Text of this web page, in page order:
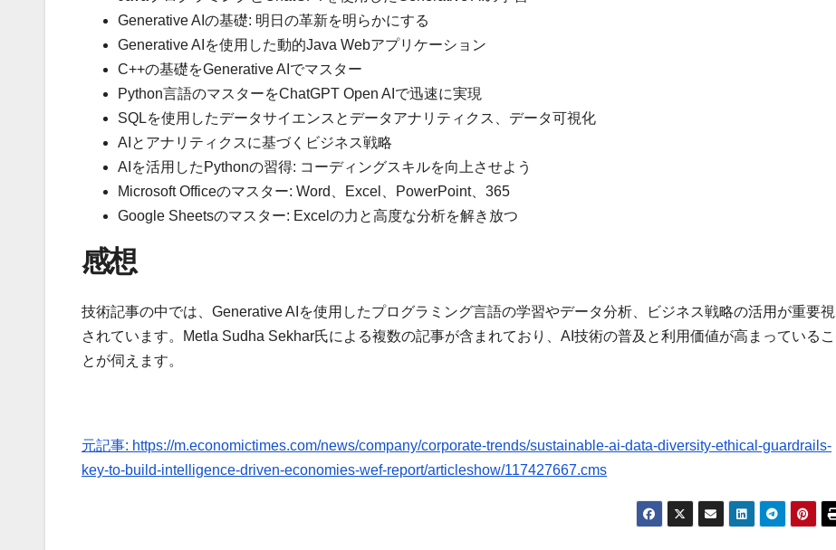
Generative AIの基礎: 明日の革新を明らかにする
Generative AIを使用した動的Java Webアプリケーション
C++の基礎をGenerative AIでマスター
Python言語のマスターをChatGPT Open AIで迅速に実現
SQLを使用したデータサイエンスとデータアナリティクス、データ可視化
AIとアナリティクスに基づくビジネス戦略
AIを活用したPythonの習得: コーディングスキルを向上させよう
Microsoft Officeのマスター: Word、Excel、PowerPoint、365
Google Sheetsのマスター: Excelの力と高度な分析を解き放つ
感想
技術記事の中では、Generative AIを使用したプログラミング言語の学習やデータ分析、ビジネス戦略の活用が重要視
されています。Metla Sudha Sekhar氏による複数の記事が含まれており、AI技術の普及と利用価値が高まっているこ
とが伺えます。
元記事: https://m.economictimes.com/news/company/corporate-trends/sustainable-ai-data-diversity-ethical-guardrails-
key-to-build-intelligence-driven-economies-wef-report/articleshow/117427667.cms